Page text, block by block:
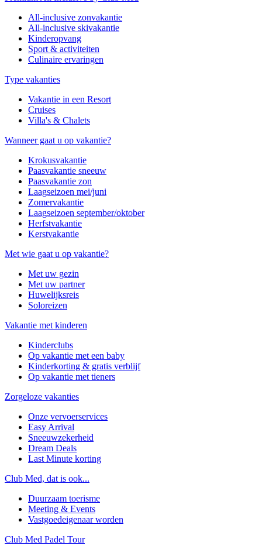
All-inclusive zonvakantie
All-inclusive skivakantie
Kinderopvang
Sport & activiteiten
Culinaire ervaringen
Type vakanties
Vakantie in een Resort
Cruises
Villa's & Chalets
Wanneer gaat u op vakantie?
Krokusvakantie
Paasvakantie sneeuw
Paasvakantie zon
Laagseizoen mei/juni
Zomervakantie
Laagseizoen september/oktober
Herfstvakantie
Kerstvakantie
Met wie gaat u op vakantie?
Met uw gezin
Met uw partner
Huwelijksreis
Soloreizen
Vakantie met kinderen
Kinderclubs
Op vakantie met een baby
Kinderkorting & gratis verblijf
Op vakantie met tieners
Zorgeloze vakanties
Onze vervoerservices
Easy Arrival
Sneeuwzekerheid
Dream Deals
Last Minute korting
Club Med, dat is ook...
Duurzaam toerisme
Meeting & Events
Vastgoedeigenaar worden
Club Med Padel Tour